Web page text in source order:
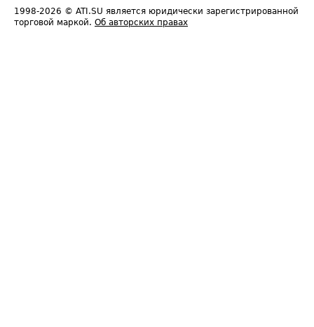
1998-2026 © ATI.SU является юридически зарегистрированной
торговой маркой. Об авторских правах